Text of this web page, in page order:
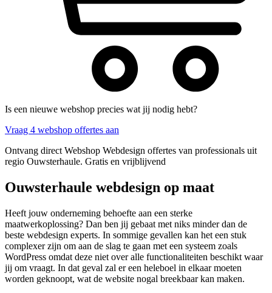
Is een nieuwe webshop precies wat jij nodig hebt?
Vraag 4 webshop offertes aan
Ontvang direct Webshop Webdesign offertes van professionals uit
regio Ouwsterhaule. Gratis en vrijblijvend
Ouwsterhaule webdesign op maat
Heeft jouw onderneming behoefte aan een sterke
maatwerkoplossing? Dan ben jij gebaat met niks minder dan de
beste webdesign experts. In sommige gevallen kan het een stuk
complexer zijn om aan de slag te gaan met een systeem zoals
WordPress omdat deze niet over alle functionaliteiten beschikt waar
jij om vraagt. In dat geval zal er een heleboel in elkaar moeten
worden geknoopt, wat de website nogal breekbaar kan maken.